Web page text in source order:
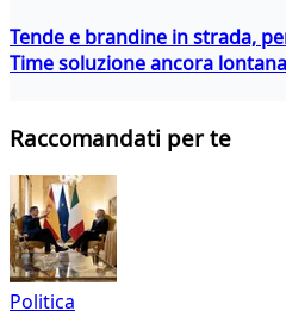
Tende e brandine in strada,
Time soluzione ancora lontana
Raccomandati per te
Politica